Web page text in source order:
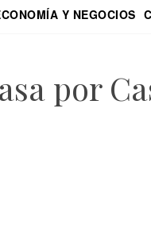
Y NEGOCIOS
por